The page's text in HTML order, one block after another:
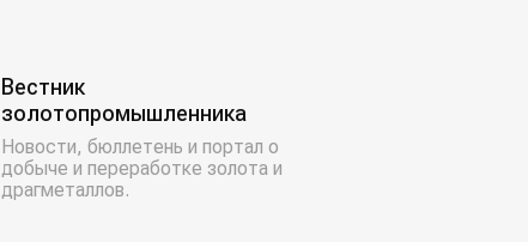
Вестник
золотопромышленника
Новости, бюллетень и портал о
добыче и переработке золота и
драгметаллов.